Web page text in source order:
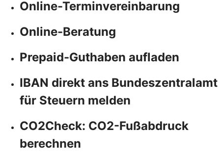
Online-Terminvereinbarung
Online-Beratung
Prepaid-Guthaben aufladen
IBAN direkt ans Bundeszentralamt
für Steuern melden
CO2Check: CO2-Fußabdruck
berechnen